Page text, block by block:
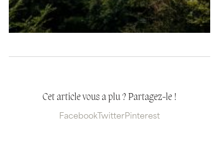
Cet article vous a plu ? Partagez-le !
Facebook TwitterPinterest